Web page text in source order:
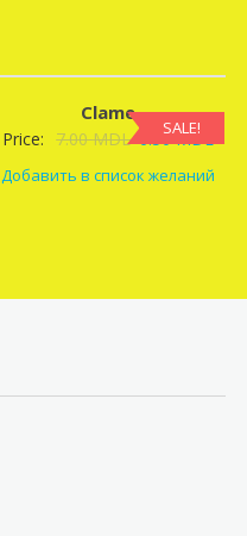
SALE!
Clame
Price: 7.00MDLOriginal
price
6.50MDL
Добавить в список желаний